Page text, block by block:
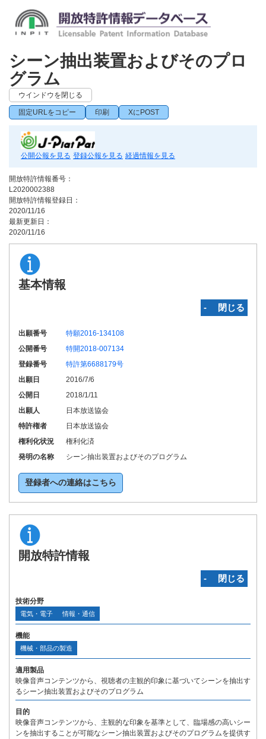
シーン抽出装置およびそのプロ
グラム
ウインドウを閉じる
固定URLをコピー 印刷 XにPOST
公開公報を見る 登録公報を見る 経過情報を見る
開放特許情報番号：
L2020002388
開放特許情報登録日：
2020/11/16
最新更新日：
2020/11/16
基本情報
‐ 閉じる
出願番号
特願2016-134108
公開番号
特開2018-007134
登録番号
特許第6688179号
出願日
2016/7/6
公開日
2018/1/11
出願人
日本放送協会
特許権者
日本放送協会
権利化状況
権利化済
発明の名称
シーン抽出装置およびそのプログラム
登録者への連絡はこちら
開放特許情報
‐ 閉じる
技術分野
電気・電子 情報・通信
機能
機械・部品の製造
適用製品
映像音声コンテンツから、視聴者の主観的印象に基づいてシーンを抽出す
るシーン抽出装置およびそのプログラム
目的
映像音声コンテンツから、主観的な印象を基準として、臨場感の高いシー
ンを抽出することが可能なシーン抽出装置およびそのプログラムを提供す